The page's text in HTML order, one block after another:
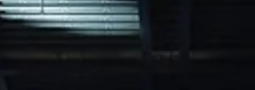
將與中華台北隊爭奪小組首名。衛冕...